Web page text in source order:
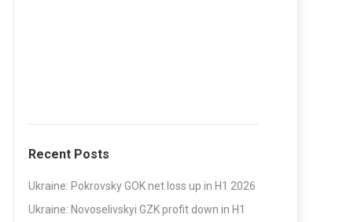
Recent Posts
Ukraine: Pokrovsky GOK net loss up in H1 2026
Ukraine: Novoselivskyi GZK profit down in H1